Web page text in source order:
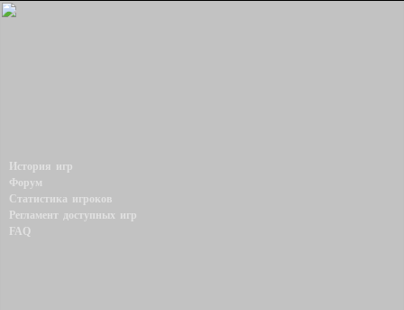
История игр
Форум
Статистика игроков
Регламент доступных игр
FAQ